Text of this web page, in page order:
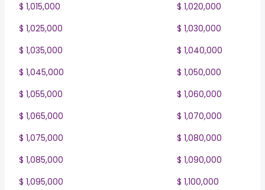
$ 1,015,000
$ 1,020,000
$ 1,025,000
$ 1,030,000
$ 1,035,000
$ 1,040,000
$ 1,045,000
$ 1,050,000
$ 1,055,000
$ 1,060,000
$ 1,065,000
$ 1,070,000
$ 1,075,000
$ 1,080,000
$ 1,085,000
$ 1,090,000
$ 1,095,000
$ 1,100,000